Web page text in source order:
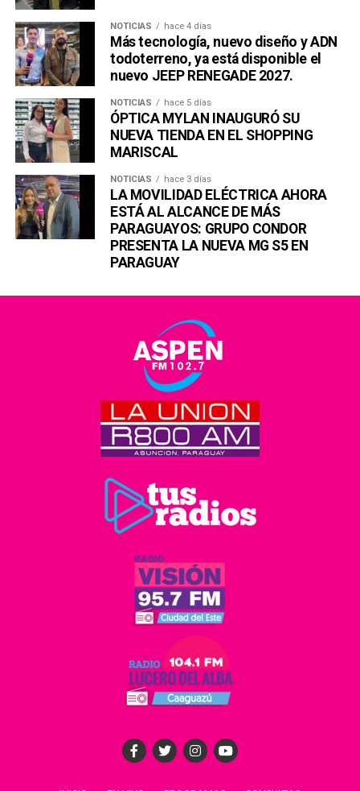
NOTICIAS hace 4 días
Más tecnología, nuevo diseño y ADN
todoterreno, ya está disponible el
nuevo JEEP RENEGADE 2027.
NOTICIAS hace 5 días
ÓPTICA MYLAN INAUGURÓ SU
NUEVA TIENDA EN EL SHOPPING
MARISCAL
NOTICIAS hace 3 días
LA MOVILIDAD ELÉCTRICA AHORA
ESTÁ AL ALCANCE DE MÁS
PARAGUAYOS: GRUPO CONDOR
PRESENTA LA NUEVA MG S5 EN
PARAGUAY